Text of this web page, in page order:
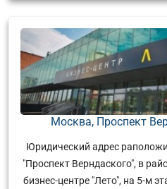
Москва, Проспект
Юридический адрес
"Проспект Верндаского", в
бизнес-центре "Лето", на 5-м